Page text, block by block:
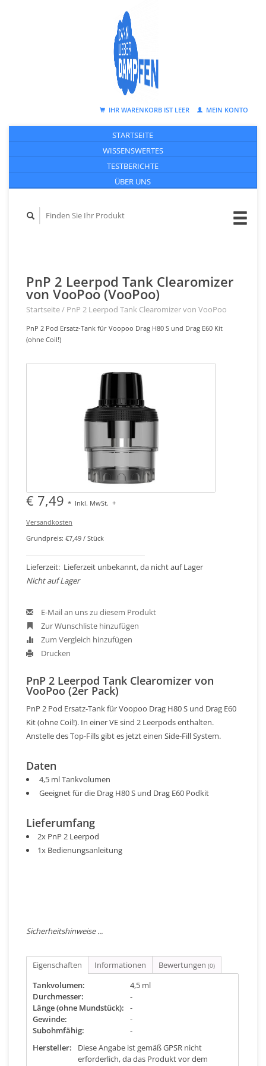
IHR WARENKORB IST LEER MEIN KONTO
STARTSEITE
WISSENSWERTES
TESTBERICHTE
ÜBER UNS
PnP 2 Leerpod Tank Clearomizer
von VooPoo (VooPoo)
Startseite/ PnP 2 Leerpod Tank Clearomizer von VooPoo
PnP 2 Pod Ersatz-Tank für Voopoo Drag H80 S und Drag E60 Kit
(ohne Coil!)
€ 7,49 * Inkl. MwSt. +
Versandkosten
Grundpreis: €7,49 / Stück
Lieferzeit: Lieferzeit unbekannt, da nicht auf Lager
Nicht auf Lager
E-Mail an uns zu diesem Produkt
Zur Wunschliste hinzufügen
Zum Vergleich hinzufügen
Drucken
PnP 2 Leerpod Tank Clearomizer von
VooPoo (2er Pack)
PnP 2 Pod Ersatz-Tank für Voopoo Drag H80 S und Drag E60
Kit (ohne Coil!). In einer VE sind 2 Leerpods enthalten.
Anstelle des Top-Fills gibt es jetzt einen Side-Fill System.
Daten
4,5 ml Tankvolumen
Geeignet für die Drag H80 S und Drag E60 Podkit
Lieferumfang
2x PnP 2 Leerpod
1x Bedienungsanleitung
Sicherheitshinweise ...
Eigenschaften Informationen Bewertungen (0)
Tankvolumen:
4,5 ml
Durchmesser:
-
Länge (ohne Mundstück):
-
Gewinde:
-
Subohmfähig:
-
Hersteller:
Diese Angabe ist gemäß GPSR nicht
erforderlich, da das Produkt vor dem